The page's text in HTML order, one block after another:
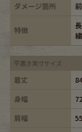
ダメージ箇所
特徴
平置き実寸サイズ
着丈
身幅
肩幅